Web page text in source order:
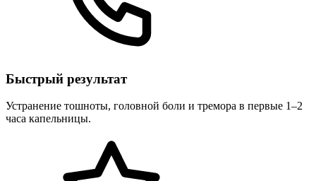
Быстрый результат
Устранение тошноты, головной боли и тремора в первые 1–2
часа капельницы.